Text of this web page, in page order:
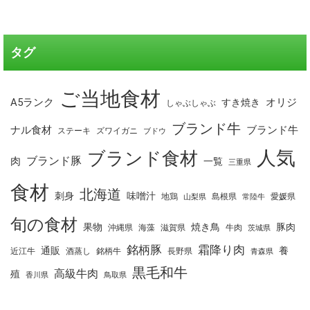
タグ
A5ランク ご当地食材 しゃぶしゃぶ すき焼き オリジ
ナル食材 ステーキ ズワイガニ ブドウ ブランド牛 ブランド牛
肉 ブランド豚 ブランド食材 一覧 三重県
人気
食材 刺身 北海道 味噌汁 地鶏 山梨県 島根県 常陸牛 愛媛県
旬の食材 果物 沖縄県 海藻 滋賀県 焼き鳥 牛肉 茨城県 豚肉
近江牛 通販 酒蒸し 銘柄牛 銘柄豚 長野県 霜降り肉 青森県 養
殖 香川県 高級牛肉 鳥取県 黒毛和牛